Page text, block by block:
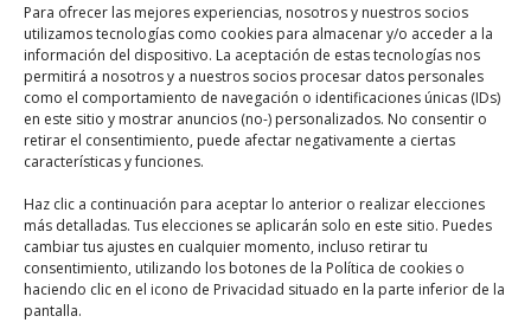
Para ofrecer las mejores experiencias, nosotros y nuestros socios
utilizamos tecnologías como cookies para almacenar y/o acceder a la
información del dispositivo. La aceptación de estas tecnologías nos
permitirá a nosotros y a nuestros socios procesar datos personales
como el comportamiento de navegación o identificaciones únicas (IDs)
en este sitio y mostrar anuncios (no-) personalizados. No consentir o
retirar el consentimiento, puede afectar negativamente a ciertas
características y funciones.
Haz clic a continuación para aceptar lo anterior o realizar elecciones
más detalladas. Tus elecciones se aplicarán solo en este sitio. Puedes
cambiar tus ajustes en cualquier momento, incluso retirar tu
consentimiento, utilizando los botones de la Política de cookies o
haciendo clic en el icono de Privacidad situado en la parte inferior de la
pantalla.
Haz clic para aceptar márketing cookies y